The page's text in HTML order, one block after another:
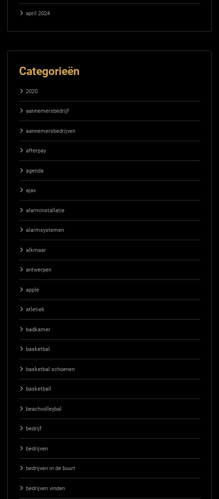
april 2024
Categorieën
2020
aannemersbedrijf
aannemersbedrijven
afterpay
agenda
ajax
alarminstallatie
alarmsystemen
alkmaar
antwerpen
apple
atletiek
badkamer
basketbal
basketbal schoenen
basketball
beachvolleybal
bedrijf
bedrijven
bedrijven in de buurt
bedrijven vinden